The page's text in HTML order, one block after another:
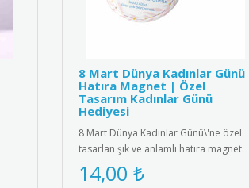
8 Mart Dünya Kadınlar Günü
Hatıra Magnet | Özel
Tasarım Kadınlar Günü
Hediyesi
8 Mart Dünya Kadınlar Günü\'ne özel
tasarlan şık ve anlamlı hatıra magnet.
yüksek kalite manyetik ma..
14,00 ₺